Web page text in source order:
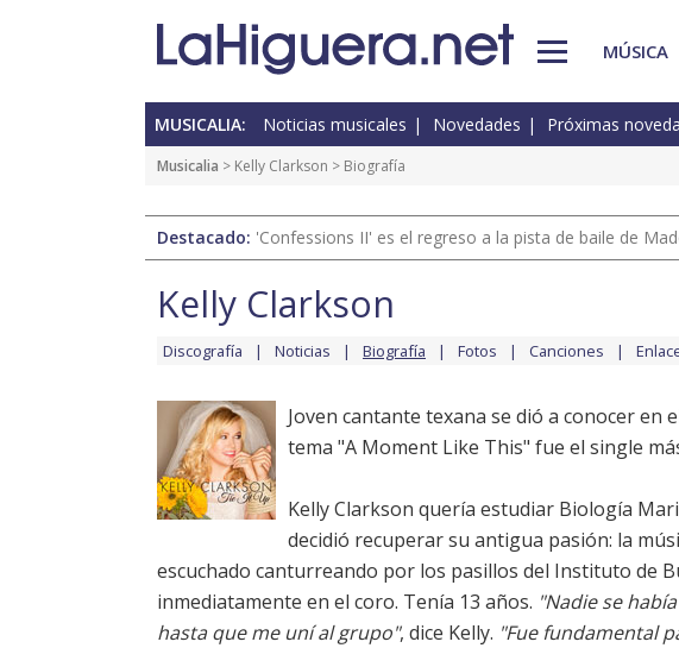
MÚSICA
MUSICALIA: Noticias musicales Novedades Próximas
Musicalia > Kelly Clarkson > Biografía
Destacado: 'Confessions II' es el regreso a la pista de baile de
Kelly Clarkson
Discografía Noticias Biografía Fotos Canciones
Joven cantante texana se dió a conocer en
tema "A Moment Like This" fue el single
Kelly Clarkson quería estudiar Biología
decidió recuperar su antigua pasión: la
escuchado canturreando por los pasillos del Instituto de
inmediatamente en el coro. Tenía 13 años. "Nadie se
hasta que me uní al grupo", dice Kelly. "Fue fundamental